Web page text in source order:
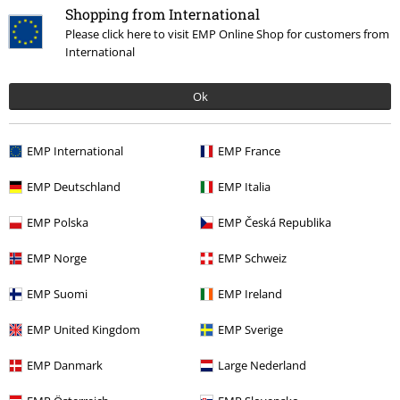
Shopping from International
Please click here to visit EMP Online Shop for customers from
International
Ok
EMP International EMP France
EMP Deutschland EMP Italia
EMP Polska EMP Česká Republika
EMP Norge EMP Schweiz
EMP Suomi EMP Ireland
EMP United Kingdom EMP Sverige
EMP Danmark Large Nederland
Kommentieren
Kommentar jetzt abschicken!
Christian D.
Geschrieben am: Samstag, 15.06.2024
Wunschlos glücklich
Sehr gut verarbeitet, robust, gute Resistenz gegen Kratzer (trotz
Qualität
Design